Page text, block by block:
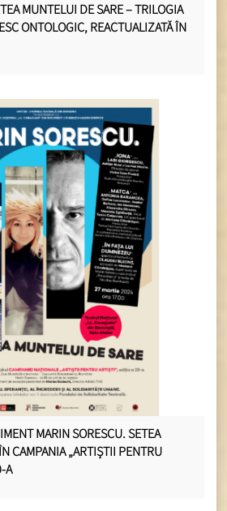
MUNTELUI DE SARE – TRILOGIA
ONTOLOGIC, REACTUALIZATĂ ÎN
MARIN SORESCU. SETEA
CAMPANIA „ARTIȘTII PENTRU
A